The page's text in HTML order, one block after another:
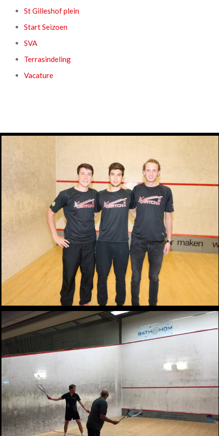
St Gilleshof plein
Start Seizoen
SVA
Terrasindeling
Vacature